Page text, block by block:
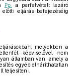
Pp.
a perfelvételt lezáró
eljárás befejezéséig
melyekben a
képviselővel nem
államban van, amely a
egyéb elháríthatatlan
teljesíteni.